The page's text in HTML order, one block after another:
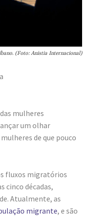
(Foto: Anistia Internacional)
mulheres
um olhar
de que pouco
fluxos migratórios
cinco décadas,
Atualmente, as
migrante, e são